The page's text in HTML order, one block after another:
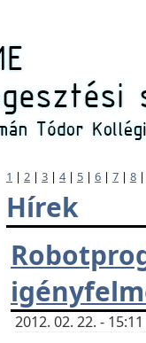
1 | 2 | 3 | 4| 5 | 6 | 7 | 8
Hírek
2012. 02. 22. -